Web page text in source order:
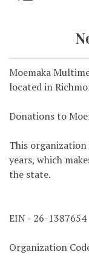
Moemaka
located in
Donations to
This
years, which
the state.
EIN - 26-1387654
Organization